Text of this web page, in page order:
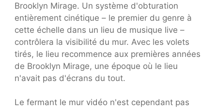
Brooklyn Mirage. Un système d'obturation
entièrement cinétique – le premier du genre à
cette échelle dans un lieu de musique live –
contrôlera la visibilité du mur. Avec les volets
tirés, le lieu recommence aux premières années
de Brooklyn Mirage, une époque où le lieu
n'avait pas d'écrans du tout.
Le fermant le mur vidéo n'est cependant pas